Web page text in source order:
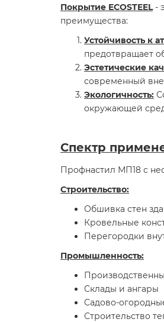
Покрытие ECOSTEEL-
преимущества:
Устойчивость к
предотвращает
Эстетические
современный
Экологичность:
окружающей
Спектр
Профнастил МП18 с
Строительство:
Обшивка стен
Кровельные
Перегородки
Промышленность:
Склады и ангары
Садово-
Строительство